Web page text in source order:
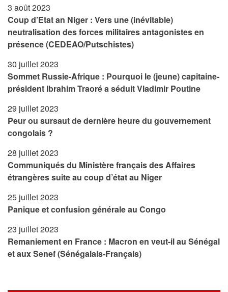
3 août 2023
Coup d’Etat an Niger : Vers une (inévitable)
neutralisation des forces militaires antagonistes en
présence (CEDEAO/Putschistes)
30 juillet 2023
Sommet Russie-Afrique : Pourquoi le (jeune) capitaine-
président Ibrahim Traoré a séduit Vladimir Poutine
29 juillet 2023
Peur ou sursaut de dernière heure du gouvernement
congolais ?
28 juillet 2023
Communiqués du Ministère français des Affaires
étrangères suite au coup d’état au Niger
25 juillet 2023
Panique et confusion générale au Congo
23 juillet 2023
Remaniement en France : Macron en veut-il au Sénégal
et aux Senef (Sénégalais-Français)